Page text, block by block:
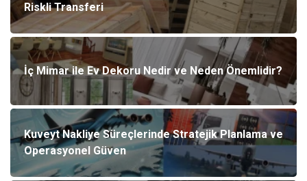
Riskli Transferi
İç Mimar ile Ev Dekoru Nedir ve Neden Önemlidir?
Kuveyt Nakliye Süreçlerinde Stratejik Planlama ve
Operasyonel Güven